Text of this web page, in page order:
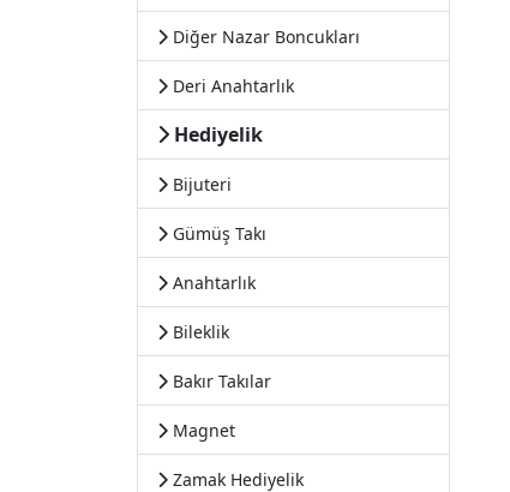
Diğer Nazar Boncukları
Deri Anahtarlık
Hediyelik
Bijuteri
Gümüş Takı
Anahtarlık
Bileklik
Bakır Takılar
Magnet
Zamak Hediyelik